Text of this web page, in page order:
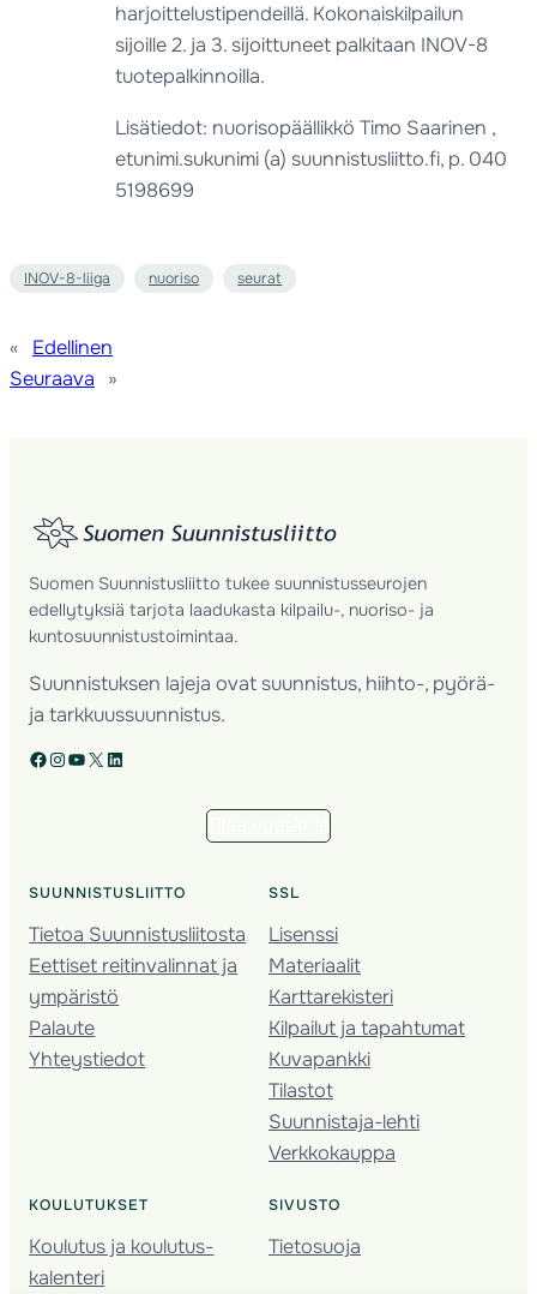
harjoittelustipendeillä. Kokonaiskilpailun
sijoille 2. ja 3. sijoittuneet palkitaan INOV-8
tuotepalkinnoilla.
Lisätiedot: nuorisopäällikkö Timo Saarinen ,
etunimi.sukunimi (a) suunnistusliitto.fi, p. 040
5198699
INOV-8-liiga nuoriso seurat
«
Edellinen
Seuraava
»
Suomen Suunnistusliitto tukee suunnistusseurojen
edellytyksiä tarjota laadukasta kilpailu-, nuoriso- ja
kuntosuunnistustoimintaa.
Suunnistuksen lajeja ovat suunnistus, hiihto-, pyörä-
ja tarkkuussuunnistus.
Facebook Instagram YouTube X LinkedIn
SUUNNISTUSLIITTO
Tietoa Suunnistusliitosta
Eettiset reitinvalinnat ja
ympäristö
Palaute
Yhteystiedot
SSL
Lisenssi
Materiaalit
Karttarekisteri
Kilpailut ja tapahtumat
Kuvapankki
Tilastot
Suunnistaja-lehti
Verkkokauppa
KOULUTUKSET
Koulutus ja koulutus­
kalenteri
SIVUSTO
Tietosuoja